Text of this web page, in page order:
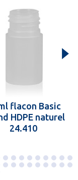
flacon Basic
HDPE naturel
24.410